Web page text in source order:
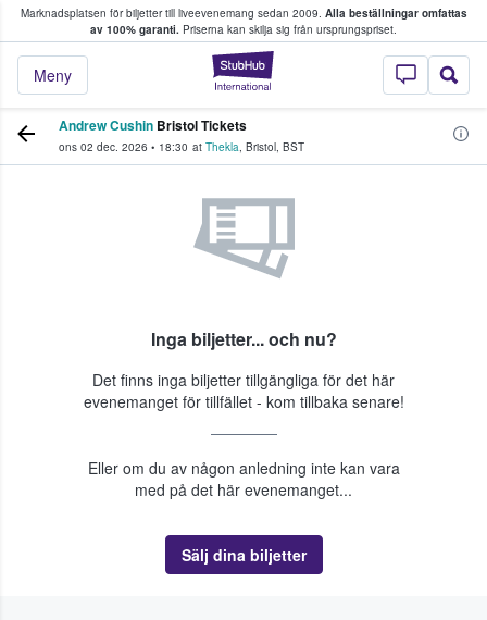
Marknadsplatsen för biljetter till liveevenemang sedan 2009. Alla beställningar omfattas
av 100% garanti. Priserna kan skilja sig från ursprungspriset.
StubHub – där
Meny
köper och säljer biljetter.
Andrew Cushin Bristol Tickets
ons 02 dec. 2026 • 18:30 at Thekla, Bristol, BST
Inga biljetter... och nu?
Det finns inga biljetter tillgängliga för det här
evenemanget för tillfället - kom tillbaka senare!
Eller om du av någon anledning inte kan vara
med på det här evenemanget...
Sälj dina biljetter